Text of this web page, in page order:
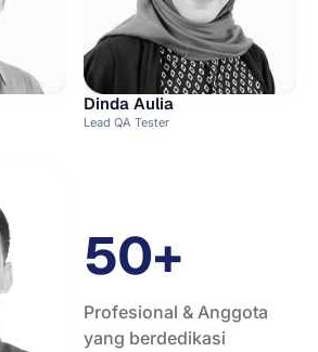
Dinda Aulia
Lead QA Tester
50+
Profesional & Anggota
yang berdedikasi